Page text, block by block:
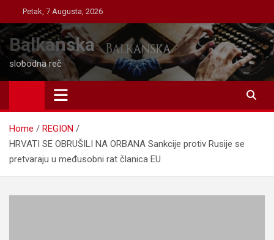
to
content
Petak, 7 Augusta, 2026
Balkanska
slobodna reč
Home
REGION
HRVATI SE OBRUŠILI NA ORBANA Sankcije protiv Rusije se
pretvaraju u međusobni rat članica EU